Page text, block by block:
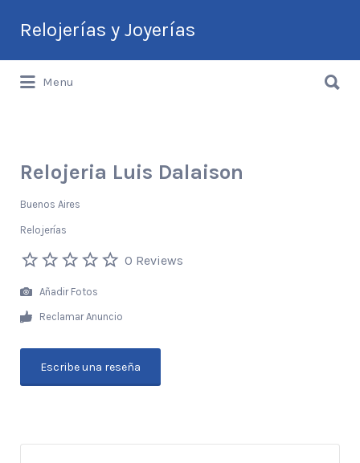
Relojerías y Joyerías
Guía de Relojerías y Joyerías en
por:
Menu
por:
Relojeria Luis Dalaison
Buenos Aires
Relojerías
0 Reviews
Añadir Fotos
Reclamar Anuncio
Escribe una reseña